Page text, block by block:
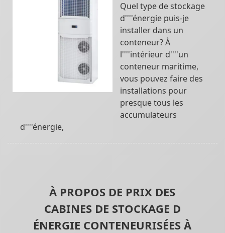
Quel type de stockage
d''''énergie puis-je
installer dans un
conteneur? À
l''''intérieur d''''un
conteneur maritime,
vous pouvez faire des
installations pour
presque tous les
accumulateurs
d''''énergie,
À PROPOS DE PRIX DES
CABINES DE STOCKAGE D
ÉNERGIE CONTENEURISÉES À